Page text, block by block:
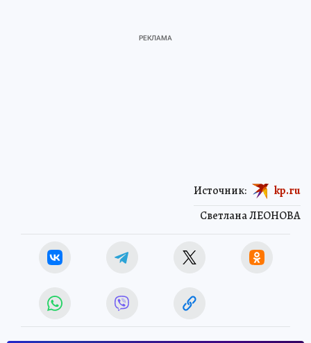
Светлана ЛЕОНОВА
Источник: kp.ru